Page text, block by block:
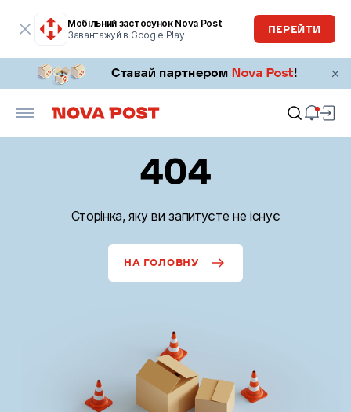
Мобільний застосунок Nova Post
Завантажуй в Google Play
ПЕРЕЙТИ
404
Сторінка, яку ви запитуєте не існує
НА ГОЛОВНУ